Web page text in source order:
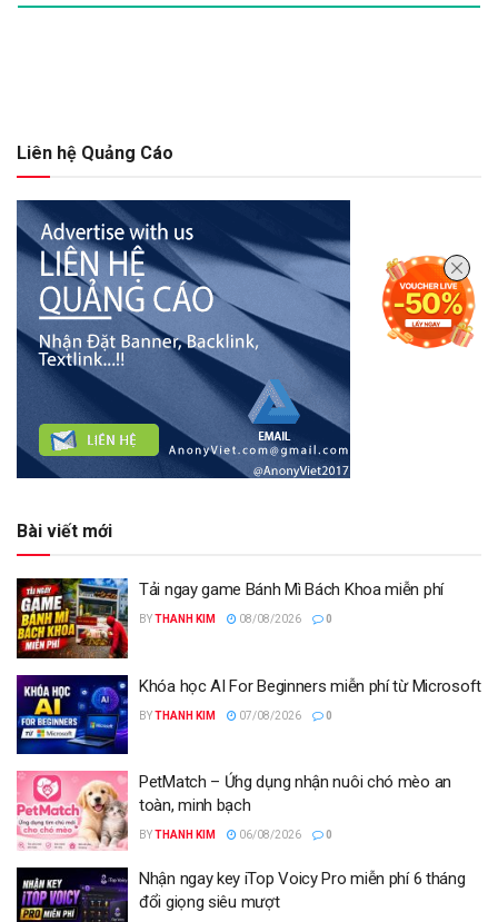
Liên hệ Quảng Cáo
Bài viết mới
Tải ngay game Bánh Mì Bách Khoa miễn phí
BYTHANH KIM 08/08/2026 0
Khóa học AI For Beginners miễn phí từ Microsoft
BYTHANH KIM 07/08/2026 0
PetMatch – Ứng dụng nhận nuôi chó mèo an
toàn, minh bạch
BYTHANH KIM 06/08/2026 0
Nhận ngay key iTop Voicy Pro miễn phí 6 tháng
đổi giọng siêu mượt